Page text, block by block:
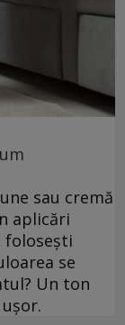
sau cremă
aplicări
folosești
se
Un ton